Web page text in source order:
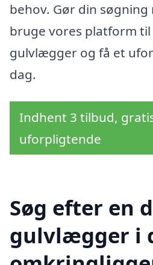
behov. Gør din
bruge vores platform
gulvlægger og få et
dag.
Indhent 3 tilbud,
uforpligtende
Søg efter en
gulvlægger i